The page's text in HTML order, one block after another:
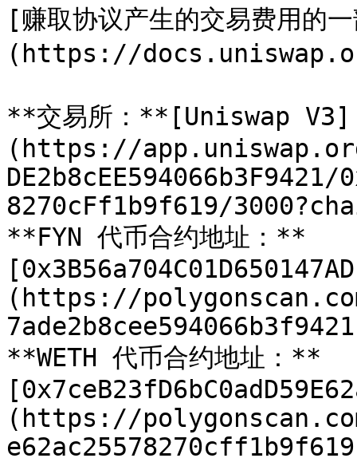
[赚取协议产生的交易费用的
(https://
**交易所：**[Uniswap V3]
(https://app.uniswap.org/
DE2b8cEE594066b3F9421/
8270cFf1b9f619/
**FYN 代币合约地址：**
(https://
**WETH 代币合约地址：**
(https://